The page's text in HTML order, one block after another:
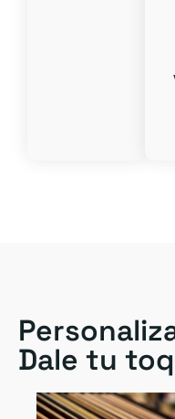
Dale tu